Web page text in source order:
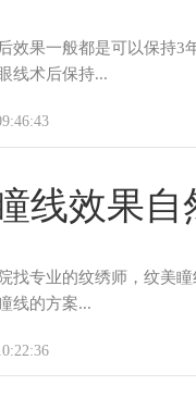
效果一般都是可以保持
线术后保持...
线效果自
找专业的纹绣师，纹美
线的方案...